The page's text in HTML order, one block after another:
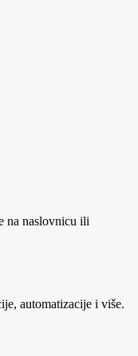
na naslovnicu ili
automatizacije i više.